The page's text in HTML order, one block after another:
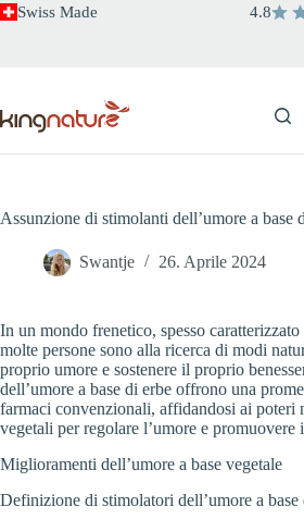
SaltaSwiss Made 4.8
Assunzione di stimolanti dell’umore a base
Swantje 26. Aprile 2024
In un mondo frenetico, spesso
molte persone sono alla ricerca di modi
proprio umore e sostenere il proprio
dell’umore a base di erbe offrono una
farmaci convenzionali, affidandosi ai poteri
vegetali per regolare l’umore e promuovere
Miglioramenti dell’umore a base vegetale
Definizione di stimolatori dell’umore a base